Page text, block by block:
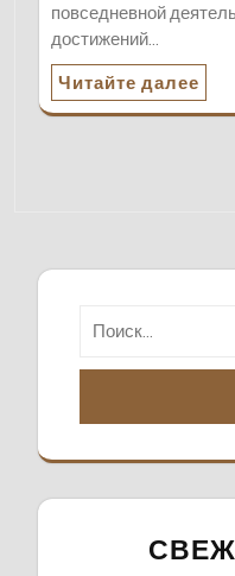
повседневной
достижений…
Читайте далее